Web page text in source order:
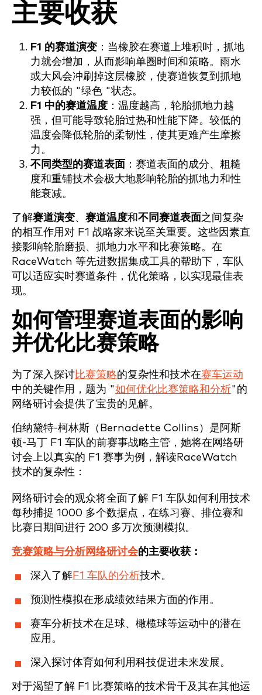
主要收获
F1 的赛道演变 ：当橡胶在赛道上堆积时，抓地
力就会增加，从而影响单圈时间和策略。雨水
或大风会冲刷掉这层橡胶，使赛道恢复到抓地
力较低的 "绿色 "状态。
F1 中的赛道温度 ：温度越高，轮胎抓地力越
强，但可能导致轮胎过热和性能下降。较低的
温度会降低轮胎的柔韧性，使其更难产生摩擦
力。
不同类型的赛道表面 ：赛道表面的成分、粗糙
度和重铺技术会极大地影响轮胎的抓地力和性
能衰减。
了解赛道演变、 赛道温度和不同赛道表面之间复杂
的相互作用对 F1 战略家来说至关重要。这些因素直
接影响轮胎磨损、抓地力水平和比赛策略。在
RaceWatch 等先进数据集成工具的帮助下，车队
可以适应实时赛道条件，优化策略，以实现最佳表
现。
如何管理赛道表面的影响
并优化比赛策略
为了深入探讨比赛策略的复杂性和技术在赛车运动
中的关键作用，题为 "如何优化比赛策略和分析"的
网络研讨会提供了宝贵的见解。
伯纳黛特-柯林斯（Bernadette Collins）是阿斯
顿-马丁 F1 车队的前赛事战略主管，她将在网络研
讨会上以真实的 F1 赛事为例，解读RaceWatch
技术的复杂性：
网络研讨会的观众将全面了解 F1 车队如何利用技术
每秒捕捉 1000 多个数据点，在练习赛、排位赛和
比赛日期间进行 200 多万次预测模拟。
竞赛策略与分析网络研讨会的主要收获：
深入了解F1 车队的分析技术。
预测性模拟在形成绩效结果方面的作用。
赛车分析技术在足球、橄榄球等运动中的潜在
应用。
深入探讨体育如何利用科技促进未来发展。
对于渴望了解 F1 比赛策略的技术骨干及其在其他运